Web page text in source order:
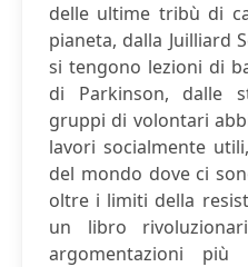
delle ultime tribù di
pianeta, dalla Juilliard
si tengono lezioni di
di Parkinson, dalle
gruppi di volontari
lavori socialmente
del mondo dove ci
oltre i limiti della
un libro
argomentazioni